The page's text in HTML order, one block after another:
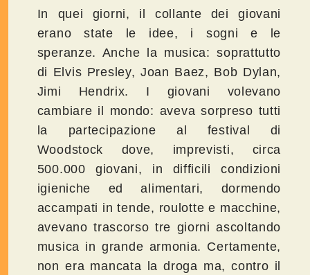
In quei giorni, il collante dei giovani
erano state le idee, i sogni e le
speranze. Anche la musica: soprattutto
di Elvis Presley, Joan Baez, Bob Dylan,
Jimi Hendrix. I giovani volevano
cambiare il mondo: aveva sorpreso tutti
la partecipazione al festival di
Woodstock dove, imprevisti, circa
500.000 giovani, in difficili condizioni
igieniche ed alimentari, dormendo
accampati in tende, roulotte e macchine,
avevano trascorso tre giorni ascoltando
musica in grande armonia. Certamente,
non era mancata la droga ma, contro il